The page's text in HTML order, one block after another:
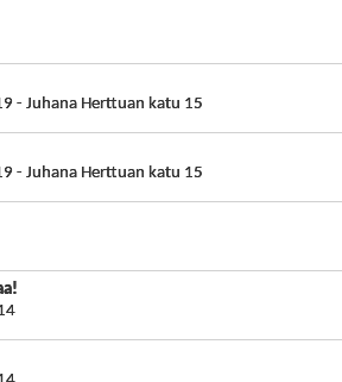
- Juhana Herttuan katu 15
- Juhana Herttuan katu 15